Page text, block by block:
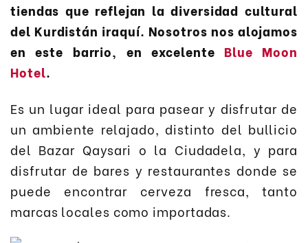
tiendas que reflejan la diversidad cultural
del Kurdistán iraquí. Nosotros nos alojamos
en este barrio, en excelente Blue Moon
Hotel.
Es un lugar ideal para pasear y disfrutar de
un ambiente relajado, distinto del bullicio
del Bazar Qaysari o la Ciudadela, y para
disfrutar de bares y restaurantes donde se
puede encontrar cerveza fresca, tanto
marcas locales como importadas.